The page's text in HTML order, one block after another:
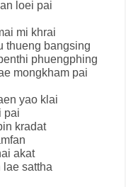
loei pai
mi khrai
thueng bangsing
phuengphing
mongkham pai
yao klai
pai
kradat
akat
lae sattha